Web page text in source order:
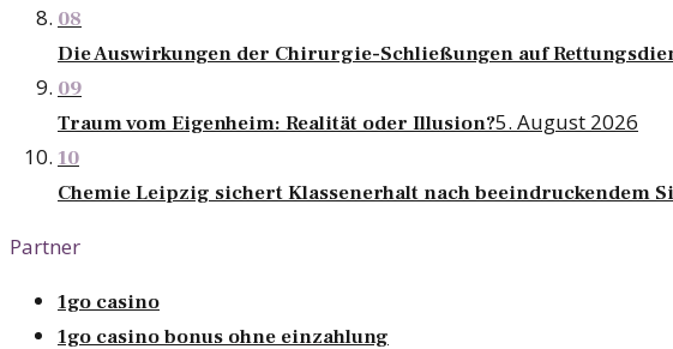
08
Die Auswirkungen der Chirurgie-Schließungen auf
09
Traum vom Eigenheim: Realität oder Illusion?5. August 2026
10
Chemie Leipzig sichert Klassenerhalt nach beeindruckendem
Partner
1go casino
1go casino bonus ohne einzahlung